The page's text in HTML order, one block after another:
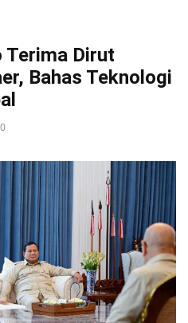
Terima Dirut
Bahas Teknologi
0